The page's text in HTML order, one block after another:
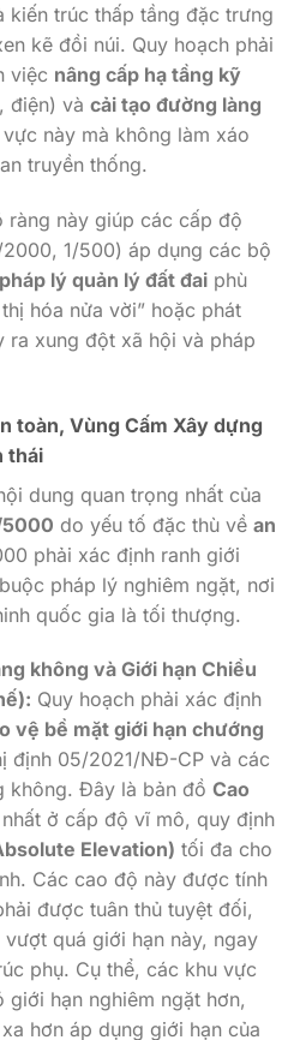
kiến trúc thấp tầng đặc trưng
kẽ đồi núi. Quy hoạch phải
việc nâng cấp hạ tầng kỹ
điện) và cải tạo đường làng
này mà không làm xáo
truyền thống.
ràng này giúp các cấp độ
1/500) áp dụng các bộ
pháp lý quản lý đất đai phù
hóa nửa vời” hoặc phát
xung đột xã hội và pháp
toàn, Vùng Cấm Xây dựng
thái
dung quan trọng nhất của
5000 do yếu tố đặc thù về an
phải xác định ranh giới
pháp lý nghiêm ngặt, nơi
quốc gia là tối thượng.
không và Giới hạn Chiều
Quy hoạch phải xác định
vệ bề mặt giới hạn chướng
định 05/2021/NĐ-CP và các
không. Đây là bản đồ Cao
ở cấp độ vĩ mô, quy định
Elevation) tối đa cho
Các cao độ này được tính
được tuân thủ tuyệt đối,
quá giới hạn này, ngay
phụ. Cụ thể, các khu vực
hạn nghiêm ngặt hơn,
hơn áp dụng giới hạn của